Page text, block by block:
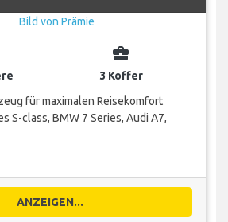
business_center
3 Koffer
für maximalen Reisekomfort
S-class, BMW 7 Series, Audi A7,
ANZEIGEN...